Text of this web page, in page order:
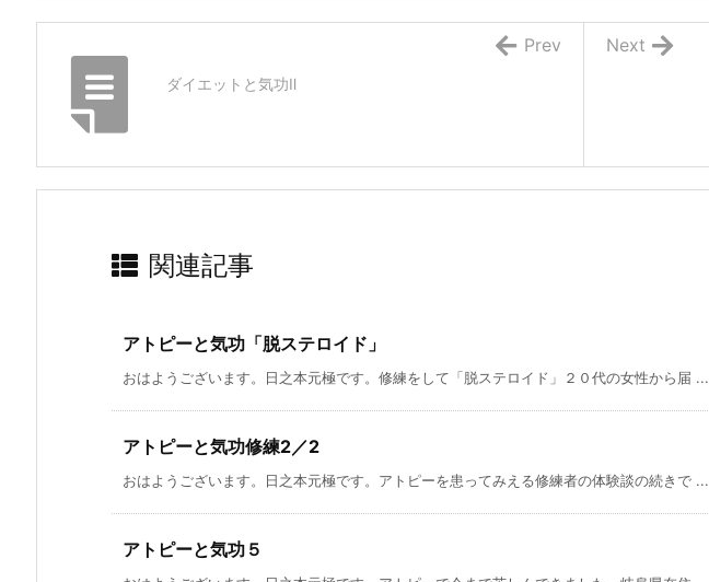
Next
ダイエットと気功Ⅱ
Prev
関連記事
アトピーと気功「脱ステロイド」
おはようございます。日之本元極です。修練をして「脱ステロイド」２０代の女性から届 ...
アトピーと気功修練2／2
おはようございます。日之本元極です。アトピーを患ってみえる修練者の体験談の続きで ...
アトピーと気功５